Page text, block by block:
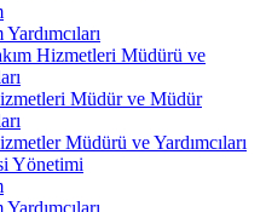
Hizmetleri Müdürü ve
Müdür ve Müdür
Müdürü ve Yardımcıları
Yönetimi